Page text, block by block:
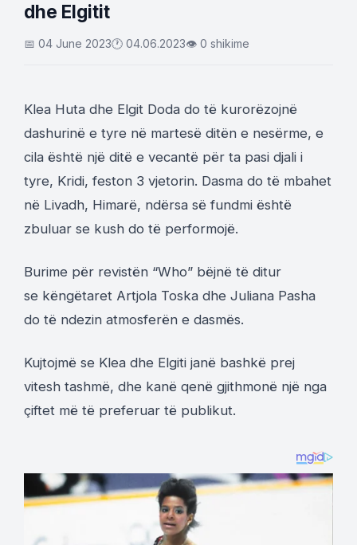
dhe Elgitit
📅 04 June 2023🕐 04.06.2023👁 0 shikime
Klea Huta dhe Elgit Doda do të kurorëzojnë
dashurinë e tyre në martesë ditën e nesërme, e
cila është një ditë e vecantë për ta pasi djali i
tyre, Kridi, feston 3 vjetorin. Dasma do të mbahet
në Livadh, Himarë, ndërsa së fundmi është
zbuluar se kush do të performojë.
Burime për revistën “Who” bëjnë të ditur
se këngëtaret Artjola Toska dhe Juliana Pasha
do të ndezin atmosferën e dasmës.
Kujtojmë se Klea dhe Elgiti janë bashkë prej
vitesh tashmë, dhe kanë qenë gjithmonë një nga
çiftet më të preferuar të publikut.